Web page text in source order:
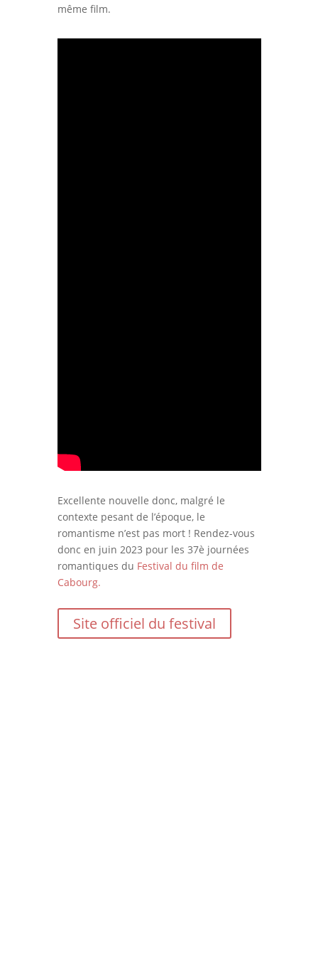
même film.
Excellente nouvelle donc, malgré le
contexte pesant de l’époque, le
romantisme n’est pas mort ! Rendez-vous
donc en juin 2023 pour les 37è journées
romantiques du Festival du film de
Cabourg.
Site officiel du festival